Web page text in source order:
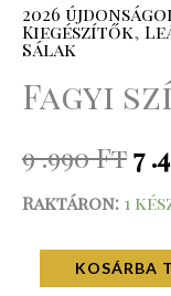
2026
Kiegészítők,
Sálak
Fagyi
9 .990Ft7
Raktáron: 1
KOSÁRBA